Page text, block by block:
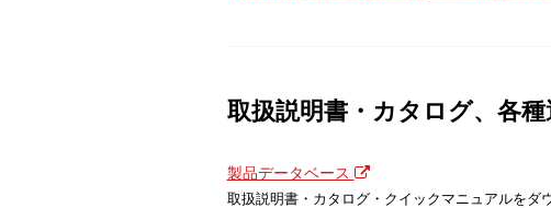
取扱説明書・カタログ、各
製品データベース
取扱説明書・カタログ・クイックマニュアルをダ